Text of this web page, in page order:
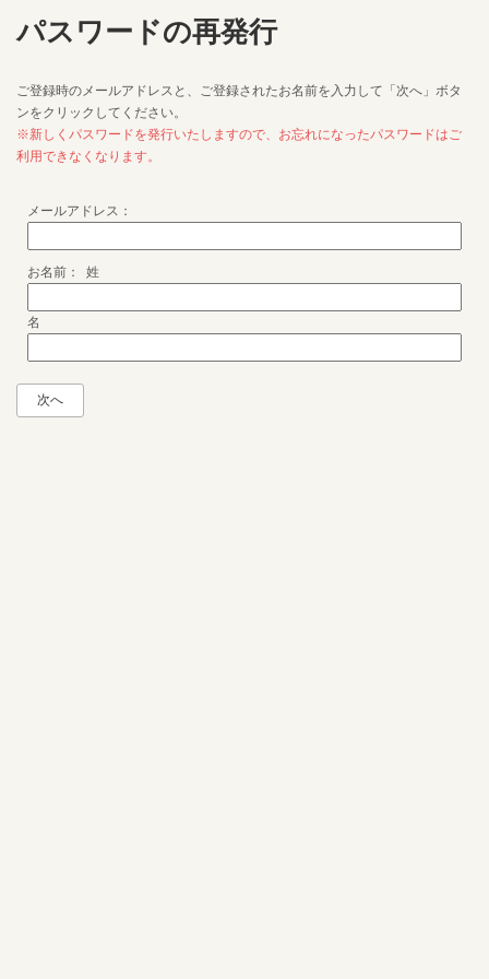
パスワードの再発行
ご登録時のメールアドレスと、ご登録されたお名前を入力して「次へ」ボタ
ンをクリックしてください。
※新しくパスワードを発行いたしますので、お忘れになったパスワードはご
利用できなくなります。
メールアドレス：
お名前： 姓
名